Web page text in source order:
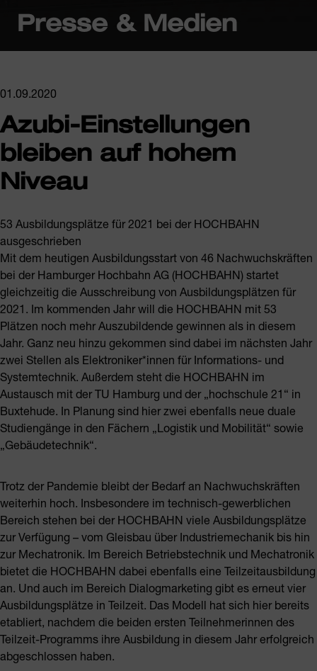
Presse & Medien
01.09.2020
Azubi-Einstellungen
bleiben auf hohem
Niveau
53 Ausbildungsplätze für 2021 bei der HOCHBAHN
ausgeschrieben
Mit dem heutigen Ausbildungsstart von 46 Nachwuchskräften
bei der Hamburger Hochbahn AG (HOCHBAHN) startet
gleichzeitig die Ausschreibung von Ausbildungsplätzen für
2021. Im kommenden Jahr will die HOCHBAHN mit 53
Plätzen noch mehr Auszubildende gewinnen als in diesem
Jahr. Ganz neu hinzu gekommen sind dabei im nächsten Jahr
zwei Stellen als Elektroniker*innen für Informations- und
Systemtechnik. Außerdem steht die HOCHBAHN im
Austausch mit der TU Hamburg und der „hochschule 21“ in
Buxtehude. In Planung sind hier zwei ebenfalls neue duale
Studiengänge in den Fächern „Logistik und Mobilität“ sowie
„Gebäudetechnik“.
Trotz der Pandemie bleibt der Bedarf an Nachwuchskräften
weiterhin hoch. Insbesondere im technisch-gewerblichen
Bereich stehen bei der HOCHBAHN viele Ausbildungsplätze
zur Verfügung – vom Gleisbau über Industriemechanik bis hin
zur Mechatronik. Im Bereich Betriebstechnik und Mechatronik
bietet die HOCHBAHN dabei ebenfalls eine Teilzeitausbildung
an. Und auch im Bereich Dialogmarketing gibt es erneut vier
Ausbildungsplätze in Teilzeit. Das Modell hat sich hier bereits
etabliert, nachdem die beiden ersten Teilnehmerinnen des
Teilzeit-Programms ihre Ausbildung in diesem Jahr erfolgreich
abgeschlossen haben.